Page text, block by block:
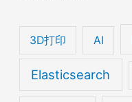
3D打印 AI
Elasticsearch